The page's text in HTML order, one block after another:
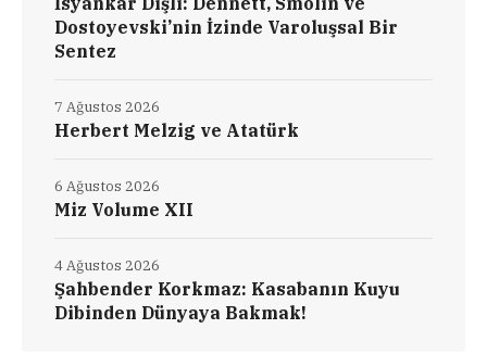
Dostoyevski’nin İzinde Varoluşsal Bir
Sentez
Herbert Melzig ve Atatürk
7 Ağustos 2026
Miz Volume XII
6 Ağustos 2026
Şahbender Korkmaz: Kasabanın Kuyu
Dibinden Dünyaya Bakmak!
4 Ağustos 2026